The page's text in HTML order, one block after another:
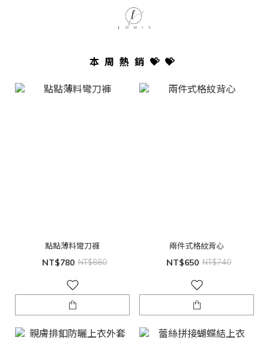
本周熱銷💝💝
點點薄料彎刀褲
NT$780 NT$880
兩件式格紋背心
NT$650 NT$740